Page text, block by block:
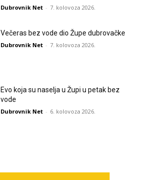
Dubrovnik Net - 7. kolovoza 2026.
Večeras bez vode dio Župe dubrovačke
Dubrovnik Net - 7. kolovoza 2026.
Evo koja su naselja u Župi u petak bez
vode
Dubrovnik Net - 6. kolovoza 2026.